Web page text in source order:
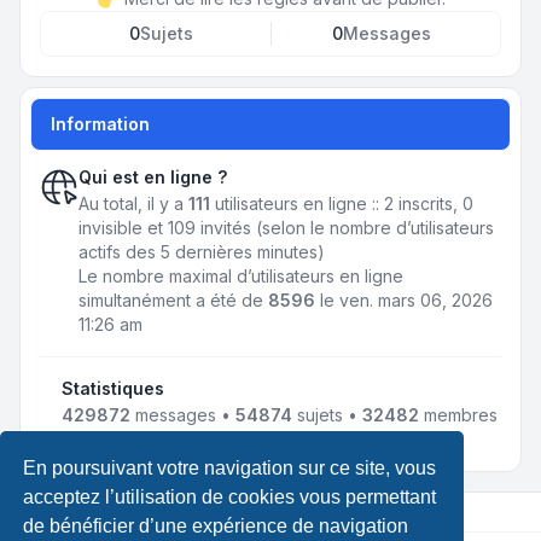
En poursuivant votre navigation sur ce site, vous
acceptez l’utilisation de cookies vous permettant
de bénéficier d’une expérience de navigation
0Sujets 0Messages
Information
Qui est en ligne ?
Au total, il y a 111 utilisateurs en ligne :: 2 inscrits, 0
invisible et 109 invités (selon le nombre d’utilisateurs
actifs des 5 dernières minutes)
Le nombre maximal d’utilisateurs en ligne
simultanément a été de 8596 le ven. mars 06, 2026
11:26 am
Statistiques
429872 messages • 54874 sujets • 32482 membres